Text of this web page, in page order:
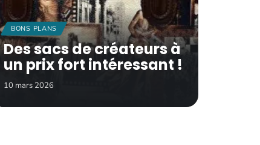
BONS PLANS
Des sacs de créateurs à
un prix fort intéressant !
10 mars 2026